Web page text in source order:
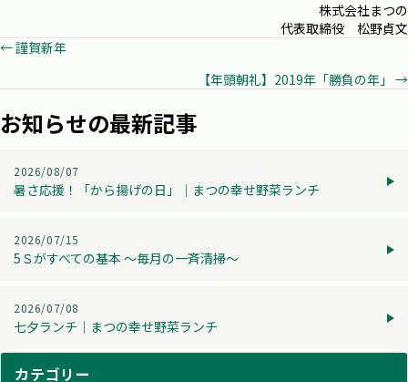
株式会社まつの
代表取締役 松野貞文
Posts
← 謹賀新年
【年頭朝礼】2019年「勝負の年」 →
お知らせの最新記事
2026/08/07
暑さ応援！「から揚げの日」│まつの幸せ野菜ランチ
2026/07/15
5Ｓがすべての基本 ～毎月の一斉清掃～
2026/07/08
七夕ランチ│まつの幸せ野菜ランチ
カテゴリー